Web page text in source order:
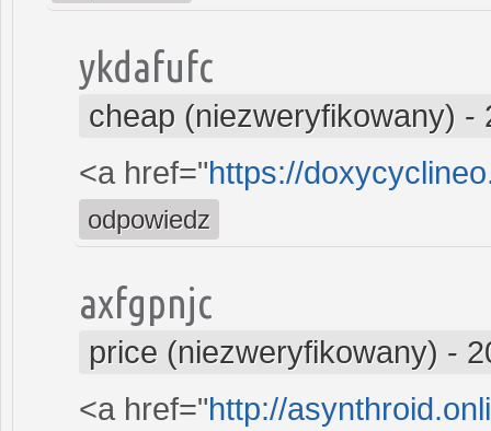
ykdafufc
cheap (niezweryfikowany) -
<a href="https://
odpowiedz
axfgpnjc
price (niezweryfikowany) -
<a href="http://